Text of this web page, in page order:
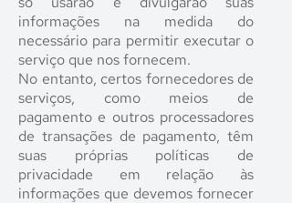
informações na medida do
necessário para permitir executar o
serviço que nos fornecem.
No entanto, certos fornecedores de
serviços, como meios de
pagamento e outros processadores
de transações de pagamento, têm
suas próprias políticas de
privacidade em relação às
informações que devemos fornecer